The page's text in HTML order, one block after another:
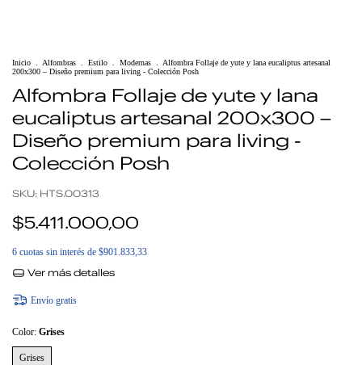
Inicio . Alfombras . Estilo . Modernas . Alfombra Follaje de yute y lana eucaliptus artesanal
200x300 – Diseño premium para living - Colección Posh
Alfombra Follaje de yute y lana
eucaliptus artesanal 200x300 –
Diseño premium para living -
Colección Posh
SKU: HTS.00313
$5.411.000,00
6 cuotas sin interés de $901.833,33
Ver más detalles
Envío gratis
Color: Grises
Grises